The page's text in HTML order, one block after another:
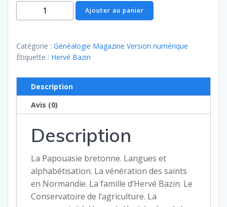
quantité
de
Magazine
n°
septembre
1996
Ajouter au panier
Catégorie : Généalogie Magazine Version numérique
Étiquette : Hervé Bazin
Description
Avis (0)
Description
La Papouasie bretonne. Langues et
alphabétisation. La vénération des saints
en Normandie. La famille d’Hervé Bazin. Le
Conservatoire de l’agriculture. La